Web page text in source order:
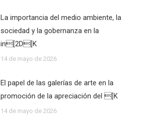
La importancia del medio ambiente, la
sociedad y la gobernanza en la
in[2D[K
14 de mayo de 2026
El papel de las galerías de arte en la
promoción de la apreciación del [K
14 de mayo de 2026